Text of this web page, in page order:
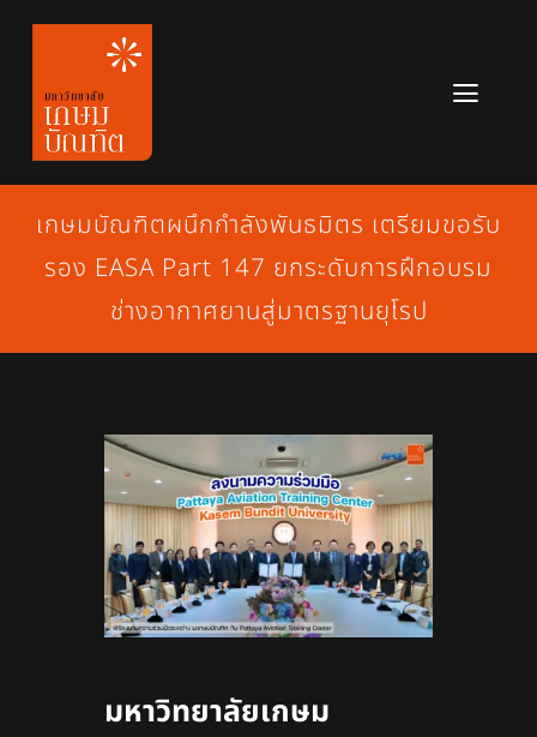
Skip
content
หลักสูตร
ข่าวสาร
เกี่ยวกับมหาวิทยาลัย
สมัครเรียน
เกษมบัณฑิตผนึกกำลังพันธมิตร เตรียมขอรับ
รอง EASA Part 147 ยกระดับการฝึกอบรม
ช่างอากาศยานสู่มาตรฐานยุโรป
มหาวิทยาลัยเกษม